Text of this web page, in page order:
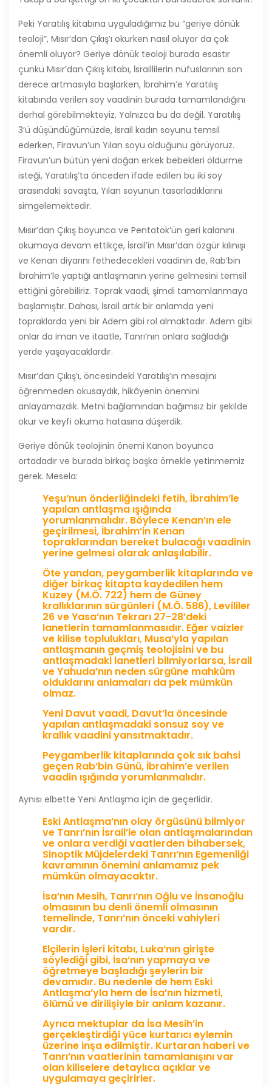
Peki Yaratılış kitabına uyguladığımız bu “geriye dönük
teoloji”, Mısır’dan Çıkış’ı okurken nasıl oluyor da çok
önemli oluyor? Geriye dönük teoloji burada esastır
çünkü Mısır’dan Çıkış kitabı, İsraillilerin nüfuslarının son
derece artmasıyla başlarken, İbrahim’e Yaratılış
kitabında verilen soy vaadinin burada tamamlandığını
derhal görebilmekteyiz. Yalnızca bu da değil. Yaratılış
3’ü düşündüğümüzde, İsrail kadın soyunu temsil
ederken, Firavun’un Yılan soyu olduğunu görüyoruz.
Firavun’un bütün yeni doğan erkek bebekleri öldürme
isteği, Yaratılış’ta önceden ifade edilen bu iki soy
arasındaki savaşta, Yılan soyunun tasarladıklarını
simgelemektedir.
Mısır’dan Çıkış boyunca ve Pentatök’ün geri kalanını
okumaya devam ettikçe, İsrail’in Mısır’dan özgür kılınışı
ve Kenan diyarını fethedecekleri vaadinin de, Rab’bin
İbrahim’le yaptığı antlaşmanın yerine gelmesini temsil
ettiğini görebiliriz. Toprak vaadi, şimdi tamamlanmaya
başlamıştır. Dahası, İsrail artık bir anlamda yeni
topraklarda yeni bir Adem gibi rol almaktadır. Adem gibi
onlar da iman ve itaatle, Tanrı’nın onlara sağladığı
yerde yaşayacaklardır.
Mısır’dan Çıkış’ı, öncesindeki Yaratılış’ın mesajını
öğrenmeden okusaydık, hikâyenin önemini
anlayamazdık. Metni bağlamından bağımsız bir şekilde
okur ve keyfi okuma hatasına düşerdik.
Geriye dönük teolojinin önemi Kanon boyunca
ortadadır ve burada birkaç başka örnekle yetinmemiz
gerek. Mesela:
Yeşu’nun önderliğindeki fetih, İbrahim’le
yapılan antlaşma ışığında
yorumlanmalıdır. Böylece Kenan’ın ele
geçirilmesi, İbrahim’in Kenan
topraklarından bereket bulacağı vaadinin
yerine gelmesi olarak anlaşılabilir.
Öte yandan, peygamberlik kitaplarında ve
diğer birkaç kitapta kaydedilen hem
Kuzey (M.Ö. 722) hem de Güney
krallıklarının sürgünleri (M.Ö. 586), Levililer
26 ve Yasa’nın Tekrarı 27-28’deki
lanetlerin tamamlanmasıdır. Eğer vaizler
ve kilise toplulukları, Musa’yla yapılan
antlaşmanın geçmiş teolojisini ve bu
antlaşmadaki lanetleri bilmiyorlarsa, İsrail
ve Yahuda’nın neden sürgüne mahkûm
olduklarını anlamaları da pek mümkün
olmaz.
Yeni Davut vaadi, Davut’la öncesinde
yapılan antlaşmadaki sonsuz soy ve
krallık vaadini yansıtmaktadır.
Peygamberlik kitaplarında çok sık bahsi
geçen Rab’bin Günü, İbrahim’e verilen
vaadin ışığında yorumlanmalıdır.
Aynısı elbette Yeni Antlaşma için de geçerlidir.
Eski Antlaşma’nın olay örgüsünü bilmiyor
ve Tanrı’nın İsrail’le olan antlaşmalarından
ve onlara verdiği vaatlerden bihabersek,
Sinoptik Müjdelerdeki Tanrı’nın Egemenliği
kavramının önemini anlamamız pek
mümkün olmayacaktır.
İsa’nın Mesih, Tanrı’nın Oğlu ve İnsanoğlu
olmasının bu denli önemli olmasının
temelinde, Tanrı’nın önceki vahiyleri
vardır.
Elçilerin İşleri kitabı, Luka’nın girişte
söylediği gibi, İsa’nın yapmaya ve
öğretmeye başladığı şeylerin bir
devamıdır. Bu nedenle de hem Eski
Antlaşma’yla hem de İsa’nın hizmeti,
ölümü ve dirilişiyle bir anlam kazanır.
Ayrıca mektuplar da İsa Mesih’in
gerçekleştirdiği yüce kurtarıcı eylemin
üzerine inşa edilmiştir. Kurtaran haberi ve
Tanrı’nın vaatlerinin tamamlanışını var
olan kiliselere detaylıca açıklar ve
uygulamaya geçirirler.